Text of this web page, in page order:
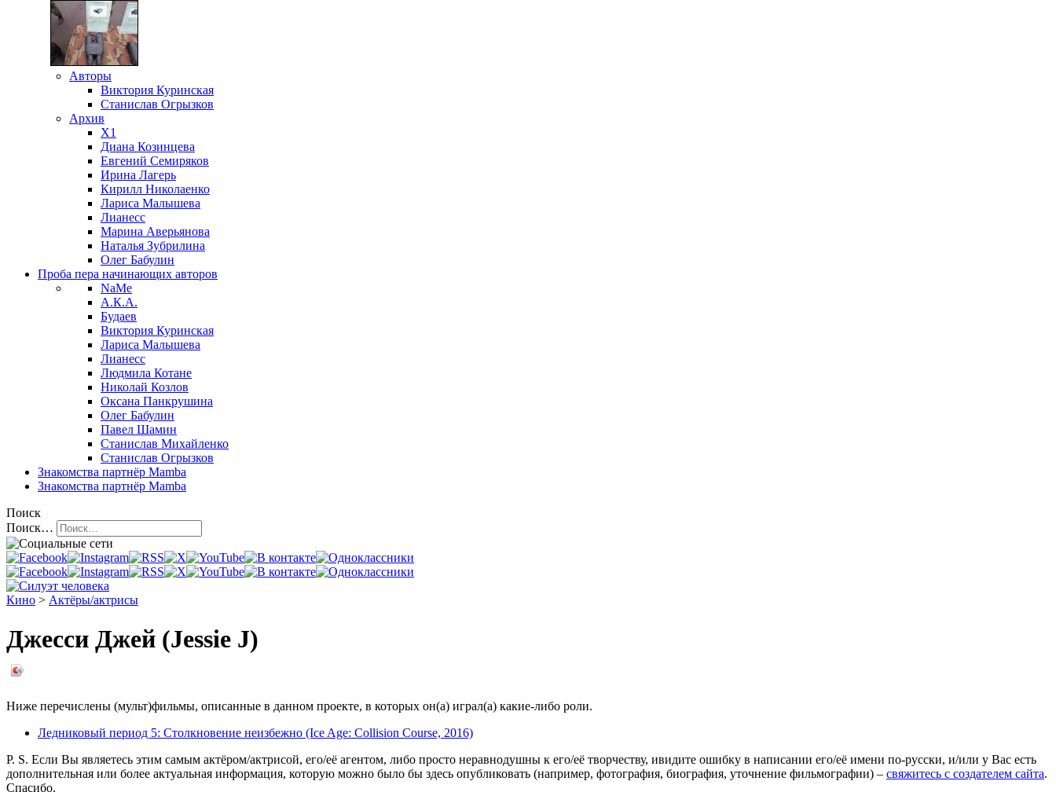
Авторы
Виктория Куринская
Станислав Огрызков
Архив
X1
Диана Козинцева
Евгений Семиряков
Ирина Лагерь
Кирилл Николаенко
Лариса Малышева
Лианесс
Марина Аверьянова
Наталья Зубрилина
Олег Бабулин
Проба пера начинающих авторов
NaMe
А.К.А.
Будаев
Виктория Куринская
Лариса Малышева
Лианесс
Людмила Котане
Николай Козлов
Оксана Панкрушина
Олег Бабулин
Павел Шамин
Станислав Михайленко
Станислав Огрызков
Знакомства партнёр Mamba
Знакомства партнёр Mamba
Поиск
Поиск…
Кино > Актёры/актрисы
Джесси Джей (Jessie J)
Ниже перечислены (мульт)фильмы, описанные в данном проекте, в которых он(а) играл(а) какие-либо роли.
Ледниковый период 5: Столкновение неизбежно (Ice Age: Collision Course, 2016)
P. S. Если Вы являетесь этим самым актёром/актрисой, его/её агентом, либо просто неравнодушны к его/её творчеству, ивидите ошибку в написании его/её имени по-русски, и/или у Вас есть
дополнительная или более актуальная информация, которую можно было бы здесь опубликовать (например, фотография, биография, уточнение фильмографии) – свяжитесь с создателем сайта.
Спасибо.